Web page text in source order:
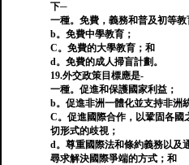
下─
一種。免費，義務和普及初等教
b。免費中學教育；
C。免費的大學教育；和
d。免費的成人掃盲計劃。
19.外交政策目標應是-
一種。促進和保護國家利益；
b。促進非洲一體化並支持非洲
C。促進國際合作，以鞏固各國
切形式的歧視；
d。尊重國際法和條約義務以及
尋求解決國際爭端的方式；和